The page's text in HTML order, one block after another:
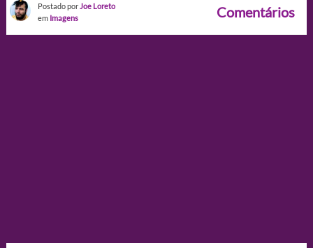
Postado por Joe Loreto
em Imagens Comentários